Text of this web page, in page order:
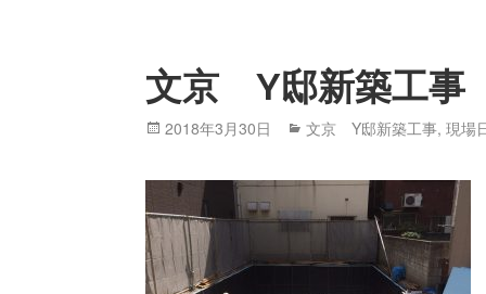
文京 Y邸新築工事
Posted
2018年3月30日 Categories
文京 Y邸新築工事,現場